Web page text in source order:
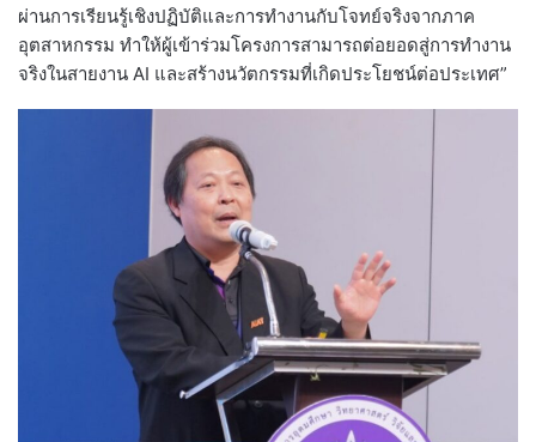
ผ่านการเรียนรู้เชิงปฏิบัติและการทำงานกับโจทย์จริงจากภาค
อุตสาหกรรม ทำให้ผู้เข้าร่วมโครงการสามารถต่อยอดสู่การทำงาน
จริงในสายงาน AI และสร้างนวัตกรรมที่เกิดประโยชน์ต่อประเทศ”